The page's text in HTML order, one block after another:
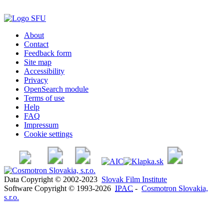
About
Contact
Feedback form
Site map
Accessibility
Privacy
OpenSearch module
Terms of use
Help
FAQ
Impressum
Cookie settings
Data Copyright © 2002-2023 Slovak Film Institute
Software Copyright © 1993-2026 IPAC - Cosmotron Slovakia,
s.r.o.